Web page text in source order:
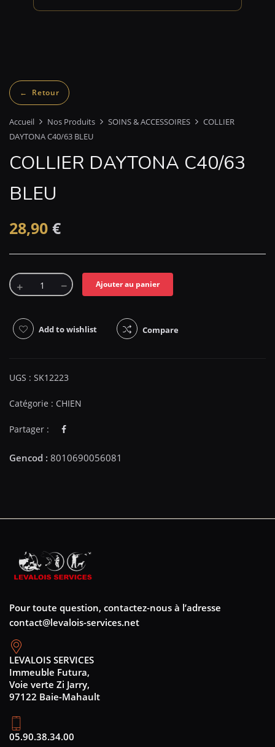
Accueil Nos Produits SOINS & ACCESSOIRES
COLLIER
DAYTONA C40/63 BLEU
COLLIER DAYTONA C40/63
BLEU
28,90 €
Ajouter au panier
Add to wishlist Compare
UGS : SK12223
Catégorie : CHIEN
Partager :
Pour toute question, contactez-nous à l’adresse
contact@levalois-services.net
LEVALOIS SERVICES
Immeuble Futura,
Voie verte Zi Jarry,
97122 Baie-Mahault
05.90.38.34.00